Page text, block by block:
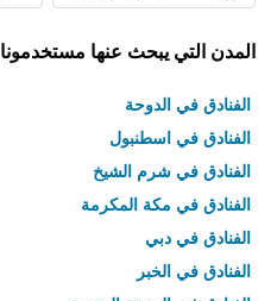
المدن التي يبحث عنها مستخدمونا
الفنادق في الدوحة
الفنادق في اسطنبول
الفنادق في شرم الشيخ
الفنادق في مكة المكرمة
الفنادق في دبي
الفنادق في الخبر